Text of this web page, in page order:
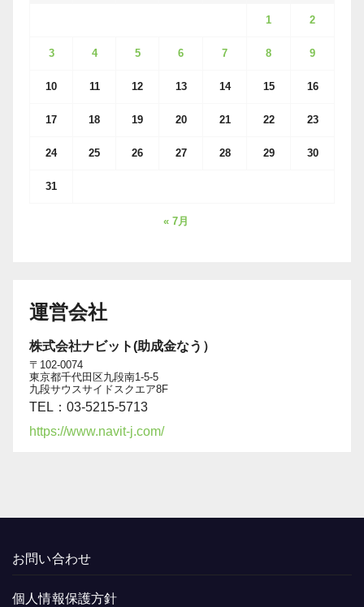
1 2
3 4 5 6 7 8 9
10 11 12 13 14 15 16
17 18 19 20 21 22 23
24 25 26 27 28 29 30
31
« 7月
運営会社
株式会社ナビット(助成金なう）
〒102-0074
東京都千代田区九段南1-5-5
九段サウスサイドスクエア8F
TEL：03-5215-5713
https://www.navit-j.com/
お問い合わせ
個人情報保護方針